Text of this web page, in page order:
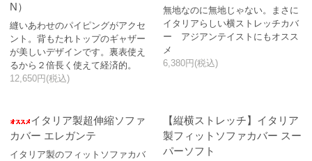
N）
縫いあわせのパイピングがアクセ
ント。背もたれトップのギャザー
が美しいデザインです。裏表使え
るから２倍長く使えて経済的。
12,650円(税込)
無地なのに無地じゃない。まさに
イタリアらしい横ストレッチカバ
ー アジアンテイストにもオスス
メ
6,380円(税込)
イタリア製超伸縮ソファ
カバー エレガンテ
イタリア製のフィットソファカバ
【縦横ストレッチ】イタリア
製フィットソファカバー スー
パーソフト